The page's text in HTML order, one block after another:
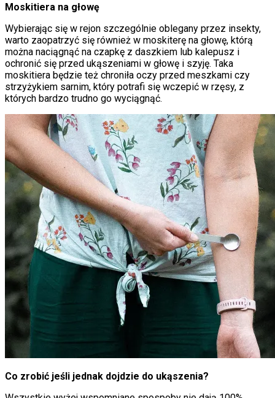
Moskitiera na głowę
Wybierając się w rejon szczególnie oblegany przez insekty,
warto zaopatrzyć się również w moskiterę na głowę, którą
można naciągnąć na czapkę z daszkiem lub kalepusz i
ochronić się przed ukąszeniami w głowę i szyję. Taka
moskitiera będzie też chroniła oczy przed meszkami czy
strzyżykiem sarnim, który potrafi się wczepić w rzęsy, z
których bardzo trudno go wyciągnąć.
Co zrobić jeśli jednak dojdzie do ukąszenia?